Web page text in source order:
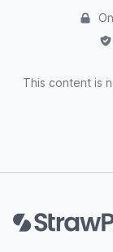
This content is